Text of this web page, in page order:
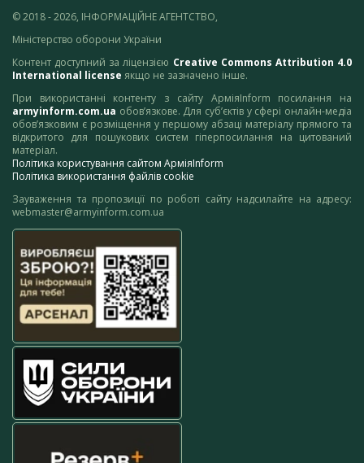
© 2018 - 2026, ІНФОРМАЦІЙНЕ АГЕНТСТВО,
Міністерство оборони України
Контент доступний за ліцензією Creative Commons Attribution 4.0
International license якщо не зазначено інше.
При використанні контенту з сайту АрміяInform посилання на
armyinform.com.ua обов’язкове. Для суб’єктів у сфері онлайн-медіа
обов’язковим є розміщення у першому абзаці матеріалу прямого та
відкритого для пошукових систем гіперпосилання на цитований
матеріал.
Політика користування сайтом АрміяInform
Політика використання файлів cookie
Зауваження та пропозиції по роботі сайту надсилайте на адресу:
webmaster@armyinform.com.ua